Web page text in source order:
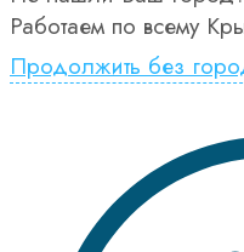
Работаем по всему
Продолжить без